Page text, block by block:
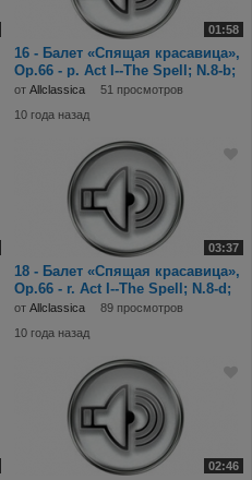
01:58
16 - Балет «Спящая красавица»,
Op.66 - p. Act I--The Spell; N.8-b;
Pas
от Allclassica
51 просмотров
10 года назад
03:37
18 - Балет «Спящая красавица»,
Op.66 - r. Act I--The Spell; N.8-d;
Pas
от Allclassica
89 просмотров
10 года назад
02:46